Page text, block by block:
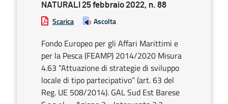
NATURALI 25 febbraio 2022, n. 88
Scarica Ascolta
Fondo Europeo per gli Affari Marittimi e
per la Pesca (FEAMP) 2014/2020 Misura
4.63 “Attuazione di strategie di sviluppo
locale di tipo partecipativo” (art. 63 del
Reg. UE 508/2014). GAL Sud Est Barese